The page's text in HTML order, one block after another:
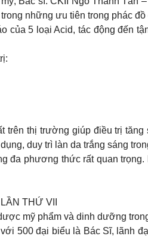
những ưu tiên trong phác đồ
của 5 loại Acid, tác động đến
trên thị trường giúp điều trị
duy trì làn da trắng sáng
đa phương thức rất quan
THỨ VII
mỹ phẩm và dinh dưỡng
500 đại biểu là Bác Sĩ, lãnh